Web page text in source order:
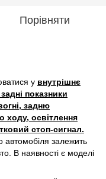
Порівняти
у внутрішнє
показники
задню
ходу, освітлення
стоп-сигнал.
автомобіля залежить
В наявності є моделі